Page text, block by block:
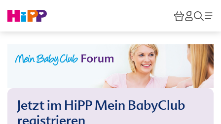
HiPP
Jetzt im HiPP Mein BabyClub
registrieren